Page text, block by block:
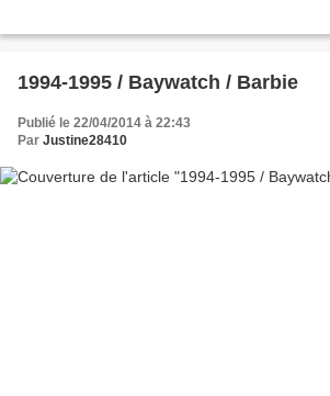
1994-1995 / Baywatch / Barbie
Publié le 22/04/2014 à 22:43
Par Justine28410